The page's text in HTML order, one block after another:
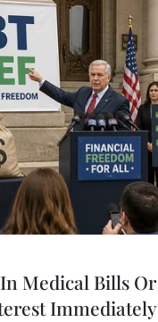
Medical Bills
Immediately